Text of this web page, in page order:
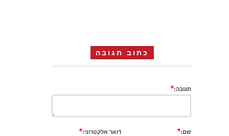
כתוב תגובה
תגובה:*
שם:* דואר אלקטרוני:*